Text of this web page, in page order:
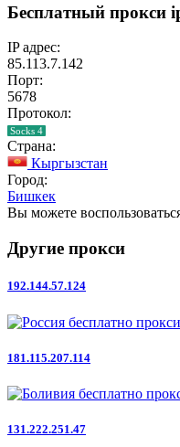
Бесплатный прокси
IP адрес:
85.113.7.142
Порт:
5678
Протокол:
Socks 4
Страна:
Кыргызстан
Город:
Бишкек
Вы можете
Другие прокси
192.144.57.124
181.115.207.114
131.222.251.47